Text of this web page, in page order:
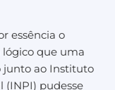
essência o
que uma
junto ao Instituto
(INPI) pudesse